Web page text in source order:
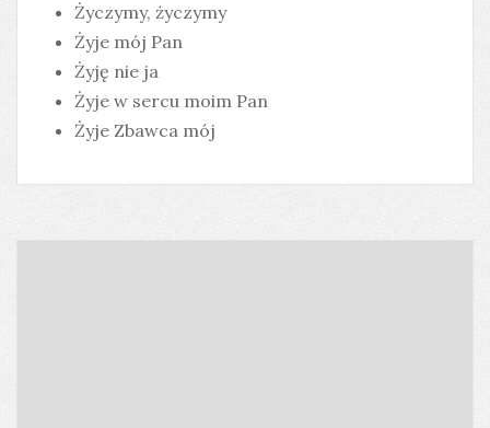
Życzymy, życzymy
Żyje mój Pan
Żyję nie ja
Żyje w sercu moim Pan
Żyje Zbawca mój